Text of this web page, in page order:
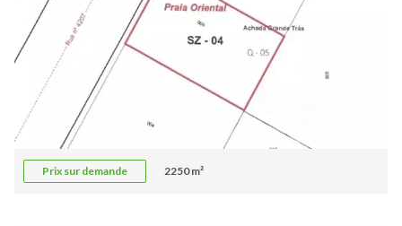
Prix sur demande 2250 m²